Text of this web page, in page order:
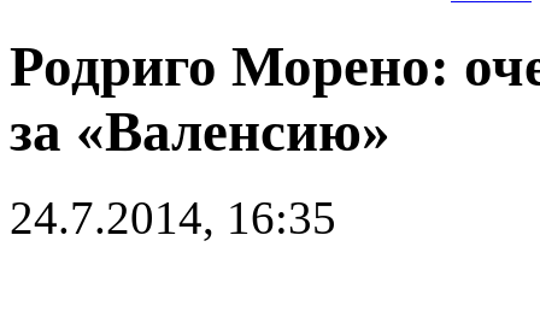
Родриго Морено:
за «Валенсию»
24.7.2014, 16:35